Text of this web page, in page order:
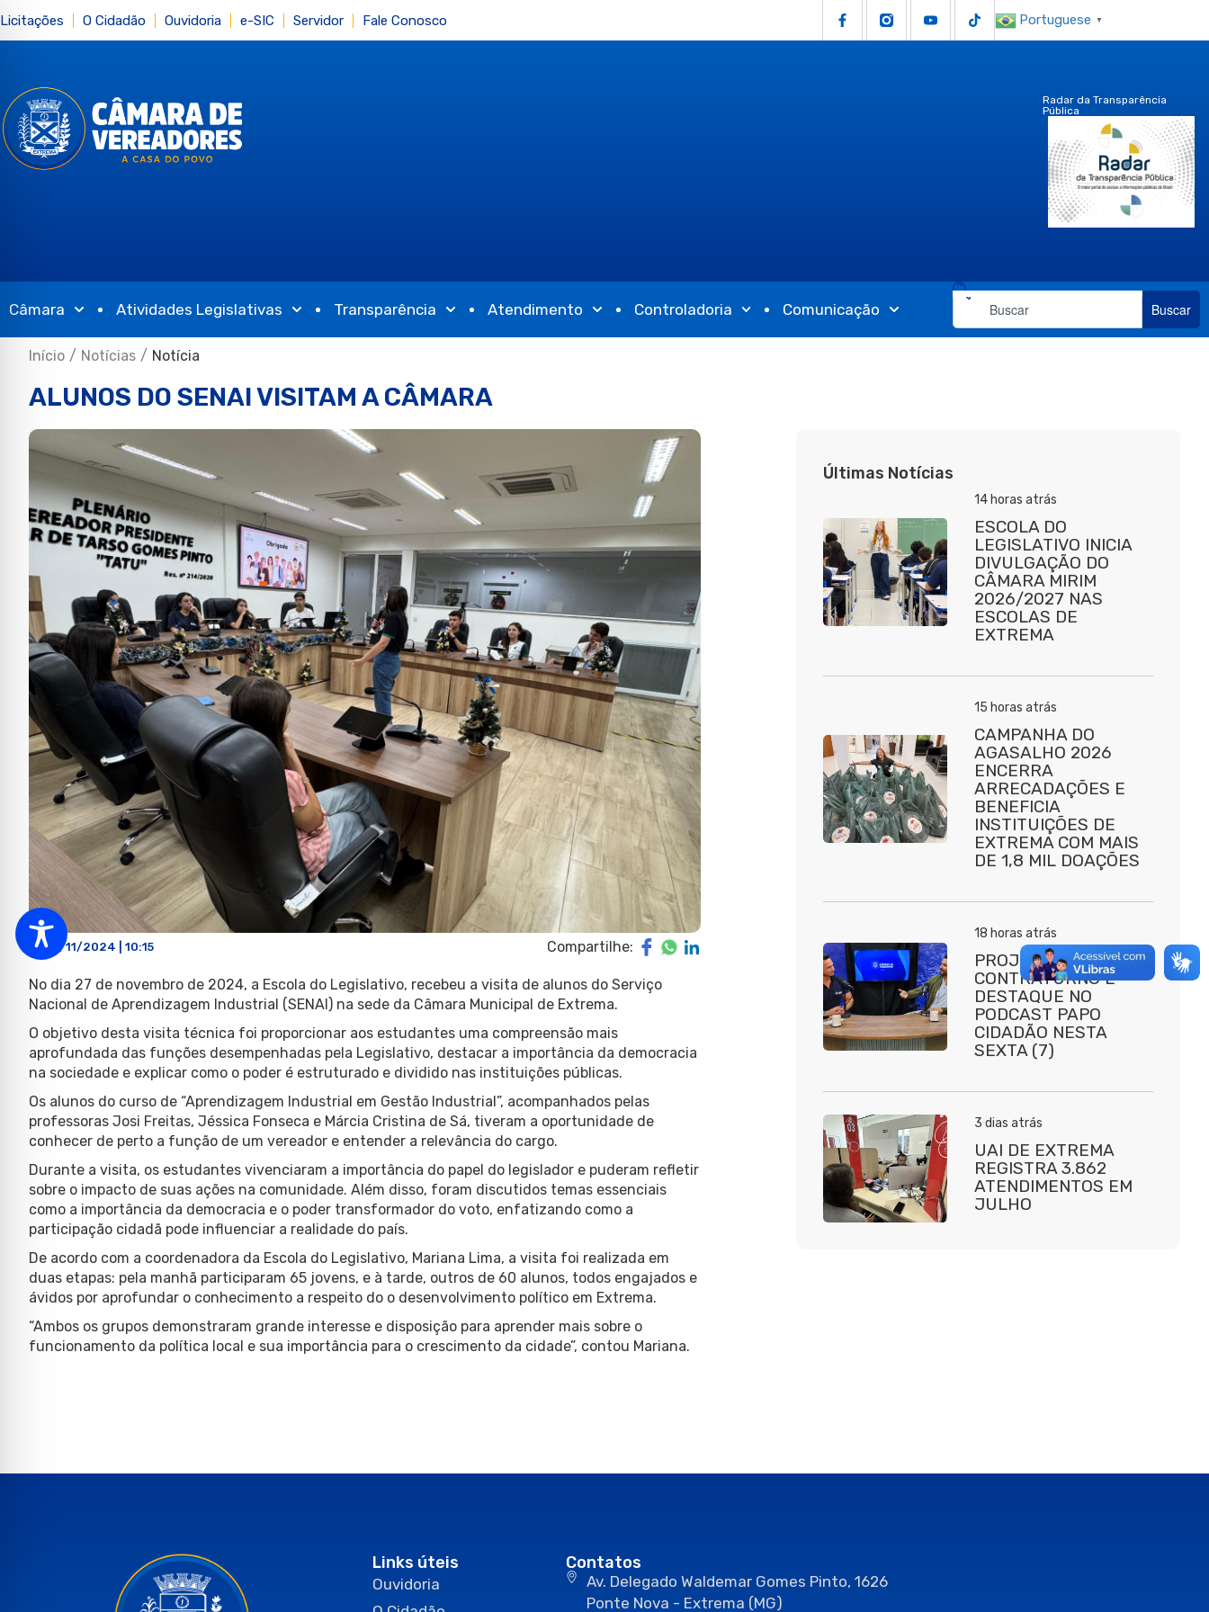
Licitações O Cidadão Ouvidoria e-SIC Servidor Fale Conosco Portuguese ▼
Radar da Transparência
Pública
Câmara Atividades Legislativas Transparência Atendimento Controladoria Comunicação Buscar
Início / Notícias / Notícia
ALUNOS DO SENAI VISITAM A CÂMARA
29/11/2024 | 10:15 Compartilhe:
No dia 27 de novembro de 2024, a Escola do Legislativo, recebeu a visita de alunos do Serviço
Nacional de Aprendizagem Industrial (SENAI) na sede da Câmara Municipal de Extrema.
O objetivo desta visita técnica foi proporcionar aos estudantes uma compreensão mais
aprofundada das funções desempenhadas pela Legislativo, destacar a importância da democracia
na sociedade e explicar como o poder é estruturado e dividido nas instituições públicas.
Os alunos do curso de “Aprendizagem Industrial em Gestão Industrial”, acompanhados pelas
professoras Josi Freitas, Jéssica Fonseca e Márcia Cristina de Sá, tiveram a oportunidade de
conhecer de perto a função de um vereador e entender a relevância do cargo.
Durante a visita, os estudantes vivenciaram a importância do papel do legislador e puderam refletir
sobre o impacto de suas ações na comunidade. Além disso, foram discutidos temas essenciais
como a importância da democracia e o poder transformador do voto, enfatizando como a
participação cidadã pode influenciar a realidade do país.
De acordo com a coordenadora da Escola do Legislativo, Mariana Lima, a visita foi realizada em
duas etapas: pela manhã participaram 65 jovens, e à tarde, outros de 60 alunos, todos engajados e
ávidos por aprofundar o conhecimento a respeito do o desenvolvimento político em Extrema.
“Ambos os grupos demonstraram grande interesse e disposição para aprender mais sobre o
funcionamento da política local e sua importância para o crescimento da cidade”, contou Mariana.
Últimas Notícias
14 horas atrás
ESCOLA DO
LEGISLATIVO INICIA
DIVULGAÇÃO DO
CÂMARA MIRIM
2026/2027 NAS
ESCOLAS DE
EXTREMA
15 horas atrás
CAMPANHA DO
AGASALHO 2026
ENCERRA
ARRECADAÇÕES E
BENEFICIA
INSTITUIÇÕES DE
EXTREMA COM MAIS
DE 1,8 MIL DOAÇÕES
18 horas atrás
PROJETO
CONTRATURNO É
DESTAQUE NO
PODCAST PAPO
CIDADÃO NESTA
SEXTA (7)
3 dias atrás
UAI DE EXTREMA
REGISTRA 3.862
ATENDIMENTOS EM
JULHO
Links úteis
Ouvidoria
Contatos
Av. Delegado Waldemar Gomes Pinto, 1626
Ponte Nova - Extrema (MG)